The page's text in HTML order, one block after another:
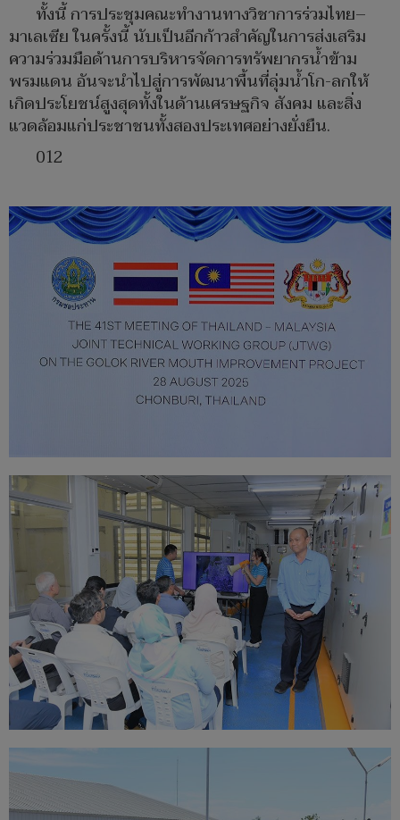
ทั้งนี้ การประชุมคณะทำงานทางวิชาการร่วมไทย–
มาเลเซีย ในครั้งนี้ นับเป็นอีกก้าวสำคัญในการส่งเสริม
ความร่วมมือด้านการบริหารจัดการทรัพยากรน้ำข้าม
พรมแดน อันจะนำไปสู่การพัฒนาพื้นที่ลุ่มน้ำโก-ลกให้
เกิดประโยชน์สูงสุดทั้งในด้านเศรษฐกิจ สังคม และสิ่ง
แวดล้อมแก่ประชาชนทั้งสองประเทศอย่างยั่งยืน.
012